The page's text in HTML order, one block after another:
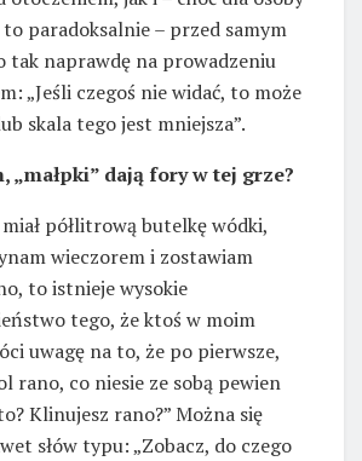
paradoksalnie – przed samym
tak naprawdę na prowadzeniu
„Jeśli czegoś nie widać, to może
skala tego jest mniejsza”.
„małpki” dają fory w tej grze?
miał półlitrową butelkę wódki,
wieczorem i zostawiam
to istnieje wysokie
tego, że ktoś w moim
uwagę na to, że po pierwsze,
rano, co niesie ze sobą pewien
Klinujesz rano?” Można się
słów typu: „Zobacz, do czego